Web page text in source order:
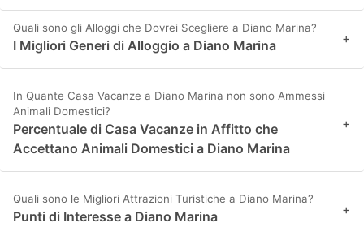
Quali sono gli Alloggi che Dovrei Scegliere a Diano Marina?
I Migliori Generi di Alloggio a Diano Marina +
In Quante Casa Vacanze a Diano Marina non sono Ammessi
Animali Domestici?
Percentuale di Casa Vacanze in Affitto che
Accettano Animali Domestici a Diano Marina
+
Quali sono le Migliori Attrazioni Turistiche a Diano Marina?
Punti di Interesse a Diano Marina +